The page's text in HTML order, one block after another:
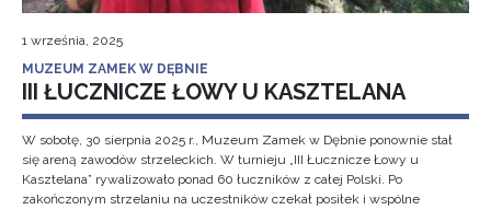
1 września, 2025
MUZEUM ZAMEK W DĘBNIE
III ŁUCZNICZE ŁOWY U KASZTELANA
W sobotę, 30 sierpnia 2025 r., Muzeum Zamek w Dębnie ponownie stał
się areną zawodów strzeleckich. W turnieju „III Łucznicze Łowy u
Kasztelana” rywalizowało ponad 60 łuczników z całej Polski. Po
zakończonym strzelaniu na uczestników czekał posiłek i wspólne